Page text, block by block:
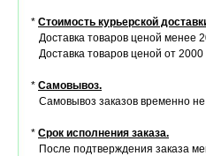
* Стоимость курьерской
Доставка товаров ценой менее
Доставка товаров ценой от 2000
* Самовывоз.
Самовывоз заказов временно
* Срок исполнения заказа.
После подтверждения заказа